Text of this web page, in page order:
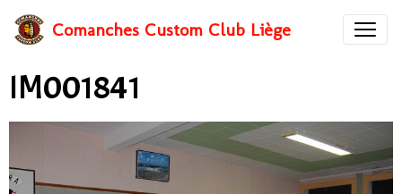
Comanches Custom Club Liège
IM001841